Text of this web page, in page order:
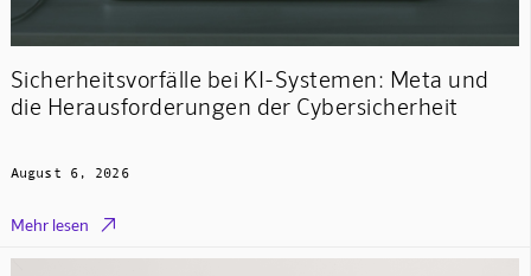
Sicherheitsvorfälle bei KI-Systemen: Meta und
die Herausforderungen der Cybersicherheit
August 6, 2026
Mehr lesen 